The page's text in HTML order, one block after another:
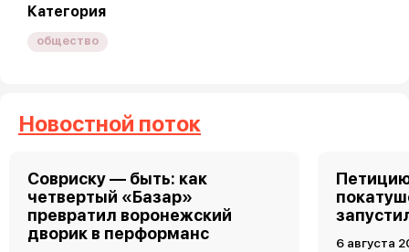
Категория
общество
Новостной поток
Совриску — быть: как
четвертый «Базар»
превратил воронежский
дворик в перформанс
6 августа